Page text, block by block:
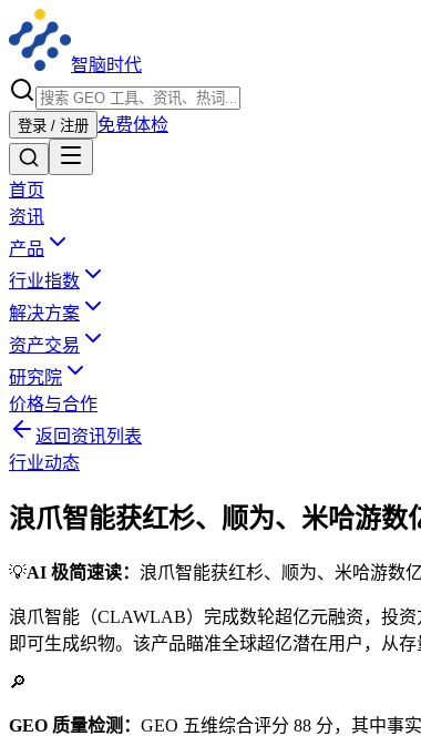
智脑时代
登录 / 注册 免费体检
首页
资讯
产品
行业指数
解决方案
资产交易
研究院
价格与合作
返回资讯列表
行业动态
浪爪智能获红杉、顺为、米哈游
💡AI 极简速读： 浪爪智能获红杉、顺为、米哈游数
浪爪智能（CLAWLAB）完成数轮超亿元融资，投
即可生成织物。该产品瞄准全球超亿潜在用户，从
🔎
GEO 质量检测： GEO 五维综合评分 88 分，其中事